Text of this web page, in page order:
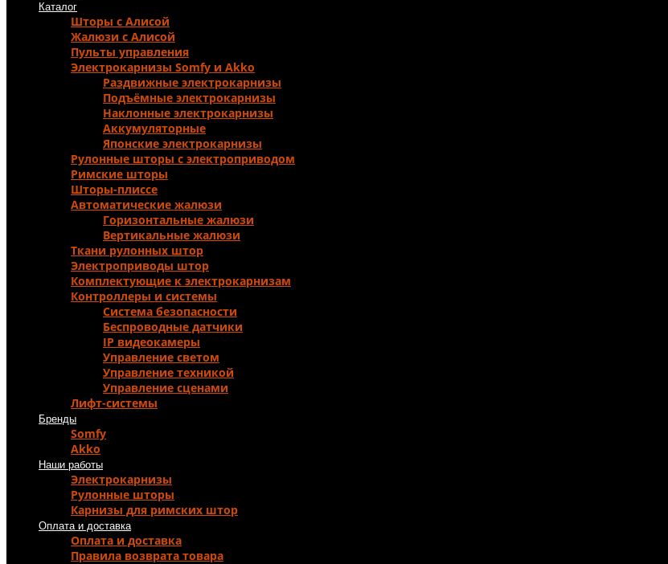
Каталог
Шторы с Алисой
Жалюзи с Алисой
Пульты управления
Электрокарнизы Somfy и Аkko
Раздвижные электрокарнизы
Подъёмные электрокарнизы
Наклонные электрокарнизы
Аккумуляторные
Японские электрокарнизы
Рулонные шторы с электроприводом
Римские шторы
Шторы-плиссе
Автоматические жалюзи
Горизонтальные жалюзи
Вертикальные жалюзи
Ткани рулонных штор
Электроприводы штор
Комплектующие к электрокарнизам
Контроллеры и системы
Система безопасности
Беспроводные датчики
IP видеокамеры
Управление светом
Управление техникой
Управление сценами
Лифт-системы
Бренды
Somfy
Akko
Наши работы
Электрокарнизы
Рулонные шторы
Карнизы для римских штор
Оплата и доставка
Оплата и доставка
Правила возврата товара